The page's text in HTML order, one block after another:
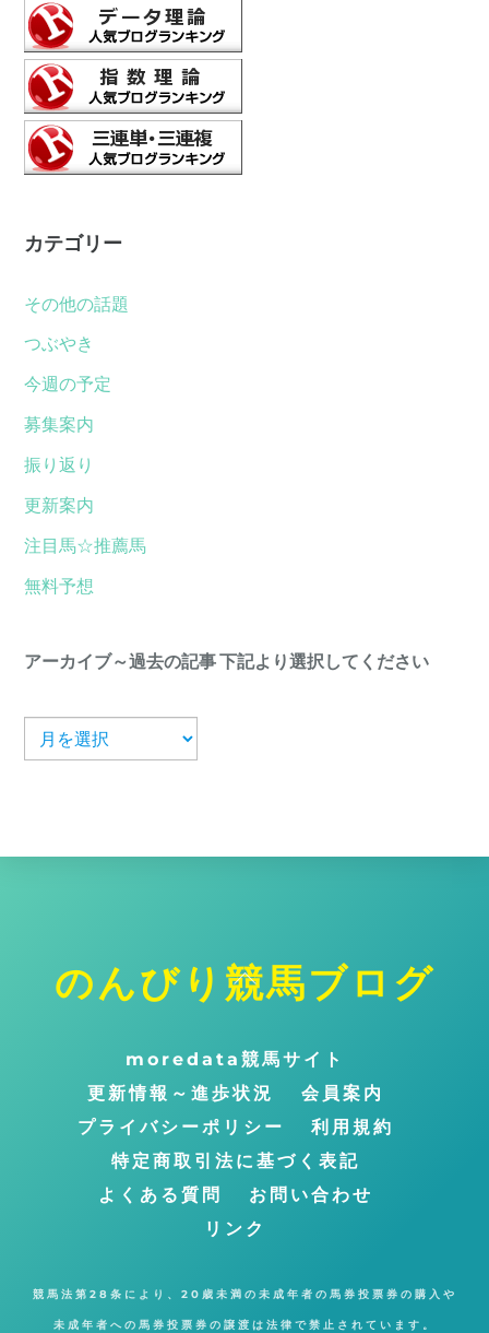
カテゴリー
その他の話題
つぶやき
今週の予定
募集案内
振り返り
更新案内
注目馬☆推薦馬
無料予想
アーカイブ～過去の記事 下記より選択してください
ー
ト
のんびり競馬ブログ
moredata競馬サイト
更新情報～進歩状況
会員案内
プライバシーポリシー
利用規約
特定商取引法に基づく表記
よくある質問
お問い合わせ
リンク
競馬法第28条により、20歳未満の未成年者の馬券投票券の購入や
未成年者への馬券投票券の譲渡は法律で禁止されています。